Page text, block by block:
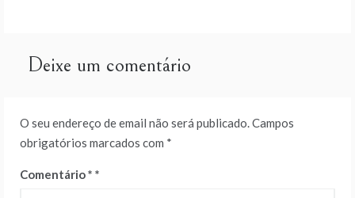
artigos
Deixe um comentário
O seu endereço de email não será publicado.Campos
obrigatórios marcados com *
Comentário*